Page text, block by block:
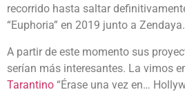
recorrido hasta saltar
“Euphoria” en 2019 junto a Zendaya.
A partir de este momento sus
serían más interesantes. La vimos
Tarantino “Érase una vez en…